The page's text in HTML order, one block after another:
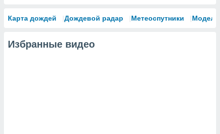
Карта дождей Дождевой радар Метеоспутники Модели
Избранные видео